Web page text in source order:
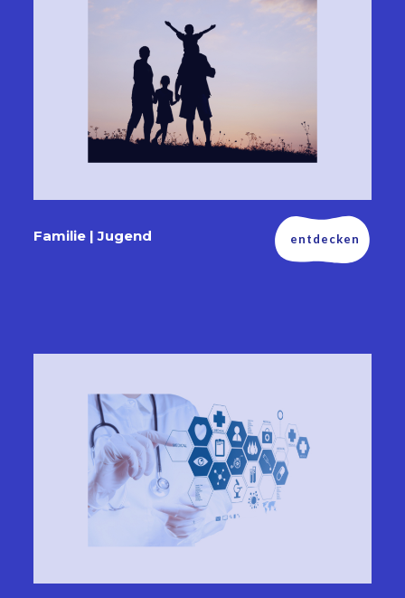
Familie | Jugend entdecken